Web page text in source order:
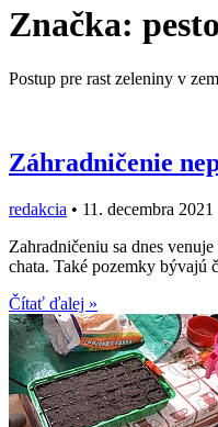
Značka:
Postup pre rast zeleniny v
Záhradničenie
redakcia • 11. decembra 2021
Zahradničeniu sa dnes
chata. Také pozemky bývajú
Čítať ďalej »